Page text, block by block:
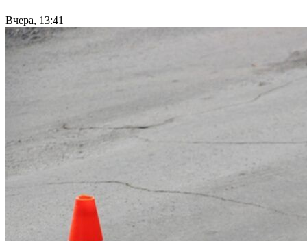
Вчера, 13:41